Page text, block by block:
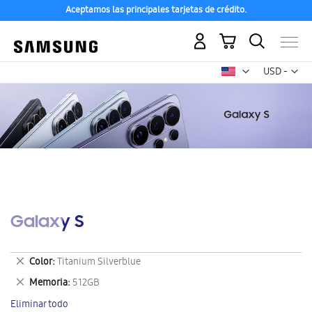
Aceptamos las principales tarjetas de crédito.
USD -
dólar
Mi carrito
Galaxy S
Color Titanium Silverblue
Eliminar
este
artículo
Memoria 512GB
Eliminar
este
Eliminar todo